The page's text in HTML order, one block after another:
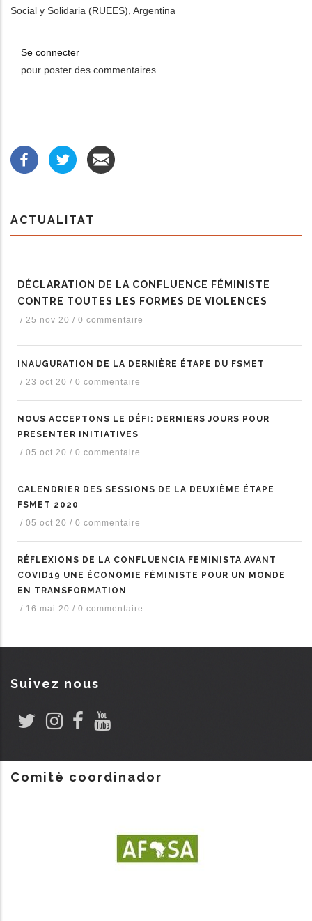
Social y Solidaria (RUEES), Argentina
Se connecter
pour poster des commentaires
ACTUALITAT
DÉCLARATION DE LA CONFLUENCE FÉMINISTE
CONTRE TOUTES LES FORMES DE VIOLENCES
/ 25 nov 20 / 0 commentaire
INAUGURATION DE LA DERNIÈRE ÉTAPE DU FSMET
/ 23 oct 20 / 0 commentaire
NOUS ACCEPTONS LE DÉFI: DERNIERS JOURS POUR
PRESENTER INITIATIVES
/ 05 oct 20 / 0 commentaire
CALENDRIER DES SESSIONS DE LA DEUXIÈME ÉTAPE
FSMET 2020
/ 05 oct 20 / 0 commentaire
RÉFLEXIONS DE LA CONFLUENCIA FEMINISTA AVANT
COVID19 UNE ÉCONOMIE FÉMINISTE POUR UN MONDE
EN TRANSFORMATION
/ 16 mai 20 / 0 commentaire
Suivez nous
Comitè coordinador